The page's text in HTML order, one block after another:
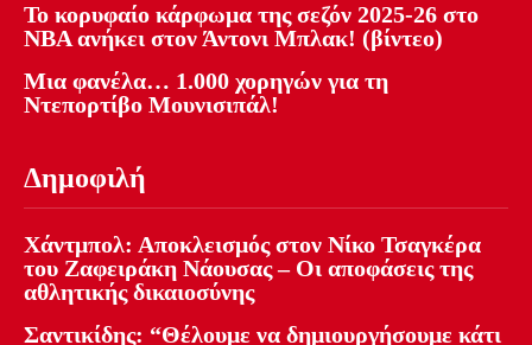
Το κορυφαίο κάρφωμα της σεζόν 2025-26 στο
NBA ανήκει στον Άντονι Μπλακ! (βίντεο)
Μια φανέλα… 1.000 χορηγών για τη
Ντεπορτίβο Μουνισιπάλ!
Δημοφιλή
Χάντμπολ: Αποκλεισμός στον Νίκο Τσαγκέρα
του Ζαφειράκη Νάουσας – Οι αποφάσεις της
αθλητικής δικαιοσύνης
Σαντικίδης: “Θέλουμε να δημιουργήσουμε κάτι